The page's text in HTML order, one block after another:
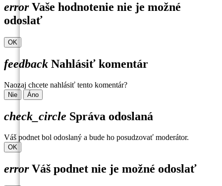
errorVaše hodnotenie nie je možné
odoslať
OK
feedback Nahlásiť komentár
Naozaj chcete nahlásiť tento komentár?
Nie Áno
check_circle Správa odoslaná
Váš podnet bol odoslaný a bude ho posudzovať moderátor.
OK
errorVáš podnet nie je možné odoslať